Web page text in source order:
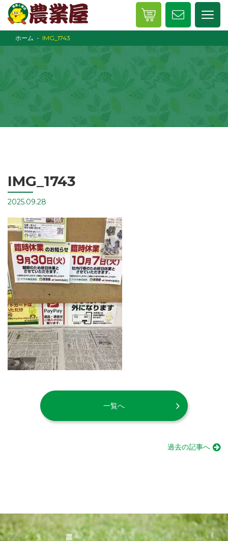
ホーム IMG_1743
IMG_1743
2025.09.28
一覧へ
過去の記事へ